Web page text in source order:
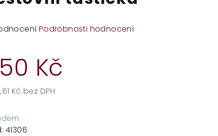
Podrobnosti hodnocení
Kč
Kč bez DPH
41306